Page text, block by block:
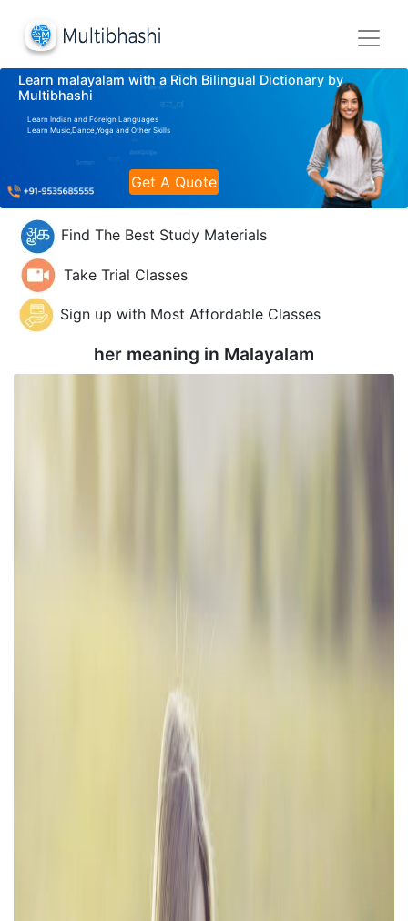
Learn malayalam with a Rich Bilingual Dictionary by
Multibhashi
Learn Indian and Foreign Languages
Learn Music,Dance,Yoga and Other Skills
Get A Quote
Find The Best Study Materials
Take Trial Classes
Sign up with Most Affordable Classes
her meaning in Malayalam